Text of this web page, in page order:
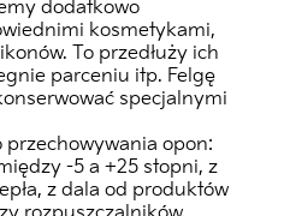
dodatkowo
kosmetykami,
To przedłuży ich
parceniu itp. Felgę
specjalnymi
opon:
-5 a +25 stopni, z
z dala od produktów